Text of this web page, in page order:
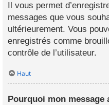
Il vous permet
messages que vous
ultérieurement. Vous
enregistrés comme
contrôle de l’utilisateur.
Haut
Pourquoi mon message